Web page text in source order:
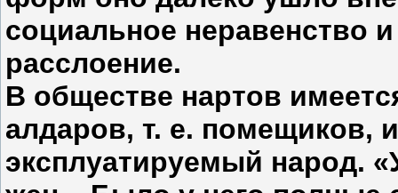
социальное неравенство
расслоение.
В обществе нартов
алдаров, т. е.
эксплуа­тируемый народ.